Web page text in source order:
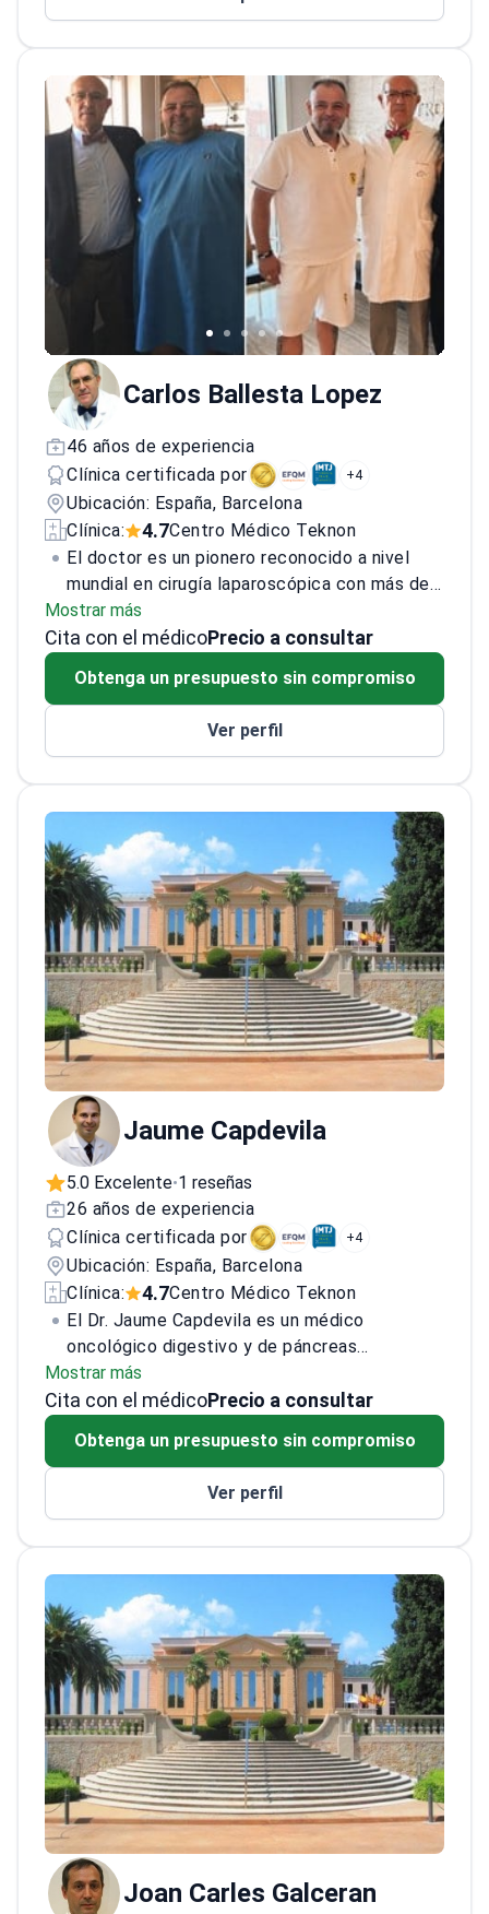
Teaches reproductive biology in the
Carlos Ballesta Lopez
46 años de experiencia
Clínica certificada por
+4
Ubicación: España, Barcelona
Clínica:
4.7Centro Médico Teknon
El doctor es un pionero reconocido a nivel
mundial en cirugía laparoscópica con más de
45 años de experiencia clínica. Como
fundador y Director Médico del Centro
Granada, el doctor ha realizado más de 12,000
cáncer de páncreas, cirugía metabólica y
programas de formación para cirujanos en
toda España y América Latina.<\/p>Con un
título en Medicina y Cirugía de la Universidad
de Granada y un título de Doctor en Medicina
y Cirugía, el doctor también es especialista
en Cirugía General y Gastroenterología. El
centro está acreditado por IFSO como
Centro de Excelencia. El doctor es conocido
por reducir el dolor postoperatorio y
aumentar la precisión quirúrgica a través de
técnicas avanzadas.<\/p>
Mostrar más
Cita con el médicoPrecio a consultar
Obtenga un presupuesto sin compromiso
Ver perfil
Jaume Capdevila
5.0 Excelente•1 reseñas
26 años de experiencia
Clínica certificada por
+4
Ubicación: España, Barcelona
Clínica:
4.7Centro Médico Teknon
El Dr. Jaume Capdevila es un médico
oncológico digestivo y de páncreas
altamente cualificado, licenciado en Medicina
y Cirugía por la Universidad de Lleida y
Hospital de la Santa Creu i Sant Pau. Es
profesionales, incluidas EORTC, ESMO,
Mostrar más
Cita con el médicoPrecio a consultar
Obtenga un presupuesto sin compromiso
Ver perfil
Joan Carles Galceran